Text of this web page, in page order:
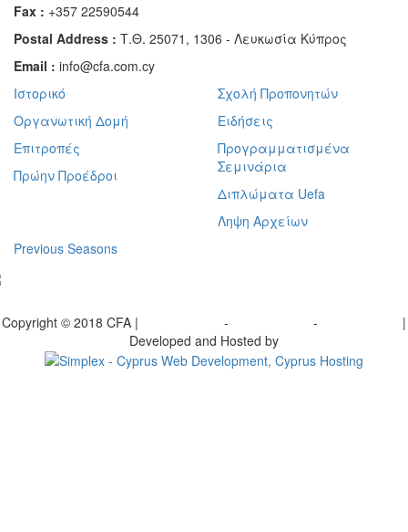
Fax : +357 22590544
Postal Address : Τ.Θ. 25071, 1306 - Λευκωσία Κύπρος
Email : info@cfa.com.cy
Ιστορικό
Οργανωτική Δομή
Επιτροπές
Πρώην Προέδροι
Σχολή Προπονητών
Ειδήσεις
Προγραμματισμένα
Σεμινάρια
Διπλώματα Uefa
Ληψη Αρχείων
Previous Seasons
Copyright © 2018 CFA | - -
|
Developed and Hosted by